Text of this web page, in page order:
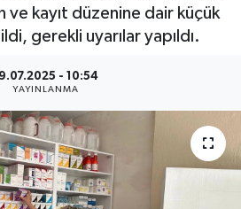
kayıt düzenine dair küçük
gerekli uyarılar yapıldı.
- 10:54
YAYINLANMA